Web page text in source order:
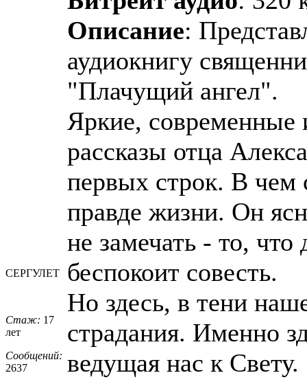
СЕРГУЛЕТ
Стаж: 17
лет
Сообщений:
2637
Описание:
аудиокнигу
"Плачущий ангел".
Яркие, современные
рассказы отца
первых строк. В чем
правде жизни. Он
не замечать - то, что
беспокоит совесть.
Но здесь, в тени
страдания. Именно
ведущая нас к Свету.